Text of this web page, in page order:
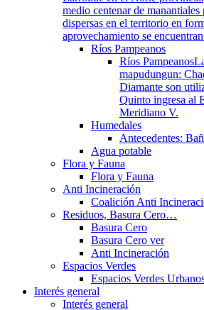
medio centenar de
dispersas en el territorio en
aprovechamiento se
Ríos Pampeanos
Ríos Pampeanos
mapudungun:
Diamante son
Quinto ingresa al
Meridiano V.
Humedales
Antecedentes:
Agua potable
Flora y Fauna
Flora y Fauna
Anti Incineración
Coalición Anti
Residuos, Basura Cero…
Basura Cero
Basura Cero ver
Anti Incineración
Espacios Verdes
Espacios Verdes
Interés general
Interés general